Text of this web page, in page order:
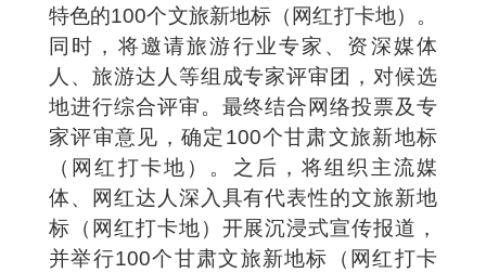
特色的100个文旅新地标（网红打卡地）。
同时，将邀请旅游行业专家、资深媒体
人、旅游达人等组成专家评审团，对候选
地进行综合评审。最终结合网络投票及专
家评审意见，确定100个甘肃文旅新地标
（网红打卡地）。之后，将组织主流媒
体、网红达人深入具有代表性的文旅新地
标（网红打卡地）开展沉浸式宣传报道，
并举行100个甘肃文旅新地标（网红打卡